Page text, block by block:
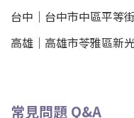
台中｜ 台中市中區平等
高雄｜ 高雄市苓雅區新
常見問題 Q&A